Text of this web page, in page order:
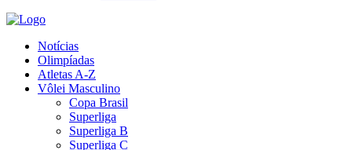
Notícias
Olimpíadas
Atletas A-Z
Vôlei Masculino
Copa Brasil
Superliga
Superliga B
Superliga C